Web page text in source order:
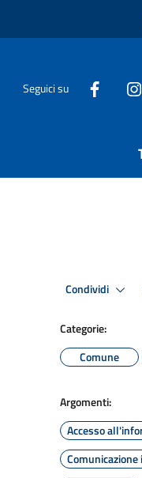
Seguici su
Condividi
Categorie:
Comune
Argomenti:
Accesso